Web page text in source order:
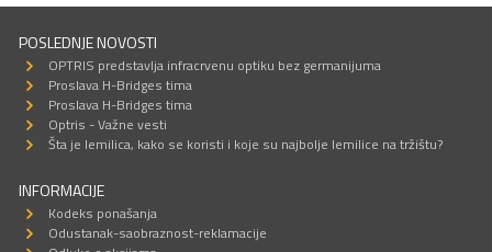
POSLEDNJE NOVOSTI
OPTRIS predstavlja infracrvenu optiku bez germanijuma
Proslava H-Bridges tima
Proslava H-Bridges tima
Optris - Važne vesti
Šta je lemilica, kako se koristi i koje su najbolje lemilice na tržištu?
INFORMACIJE
Kodeks ponašanja
Odustanak-saobraznost-reklamacije